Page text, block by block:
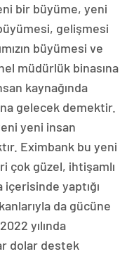
bir büyüme, yeni
gelişmesi
büyümesi ve
müdürlük binasına
kaynağında
gelecek demektir.
yeni insan
Eximbank bu yeni
çok güzel, ihtişamlı
içerisinde yaptığı
da gücüne
yılında
dolar destek